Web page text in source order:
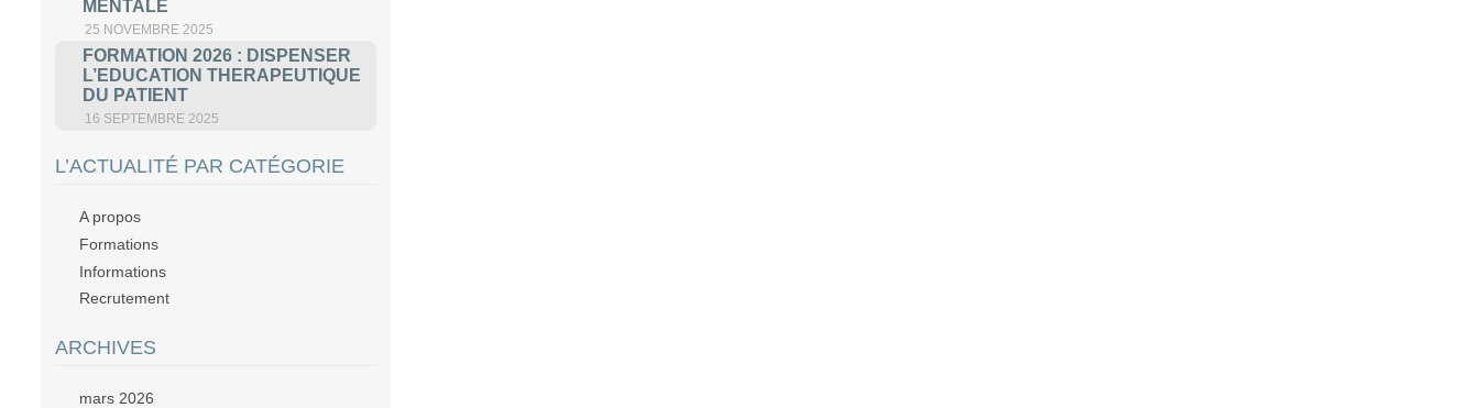
MENTALE
25 NOVEMBRE 2025
FORMATION 2026 : DISPENSER
L’EDUCATION THERAPEUTIQUE
DU PATIENT
16 SEPTEMBRE 2025
L’ACTUALITÉ PAR CATÉGORIE
A propos
Formations
Informations
Recrutement
ARCHIVES
mars 2026